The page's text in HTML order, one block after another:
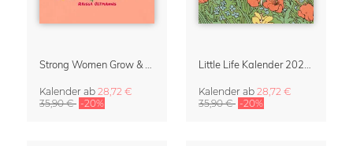
Kalender ab 28,72 €
35,90 € -20%
Kalender ab 28,72 €
35,90 € -20%